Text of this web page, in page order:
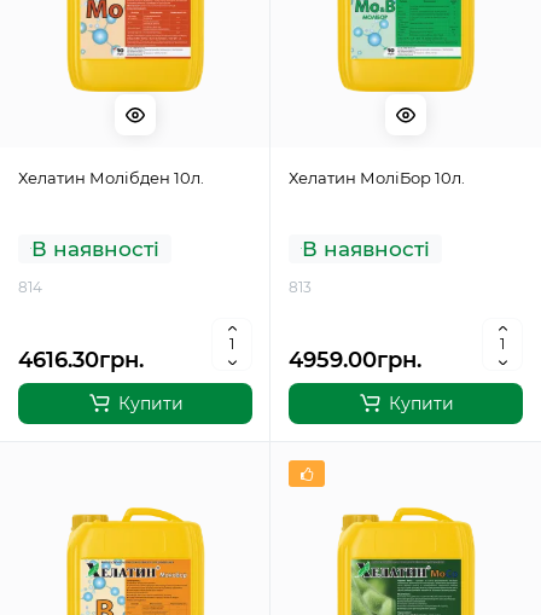
Хелатин Молібден 10л.
В наявності
814
4616.30грн.
Купити
Хелатин МоліБор 10л.
В наявності
813
4959.00грн.
Купити